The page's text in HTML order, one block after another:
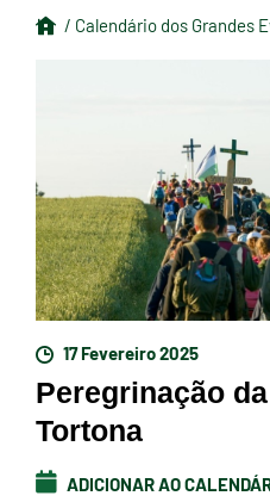
/ Calendário dos Grandes
17 Fevereiro 2025
Peregrinação
Tortona
ADICIONAR AO